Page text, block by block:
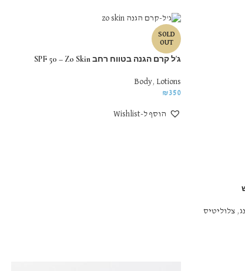
, צלוליטיס
SOLD
OUT
ג'ל קרם הגנה בטווח רחב SPF 50 – Zo Skin
Body, Lotions
₪350
הוסף ל-Wishlist